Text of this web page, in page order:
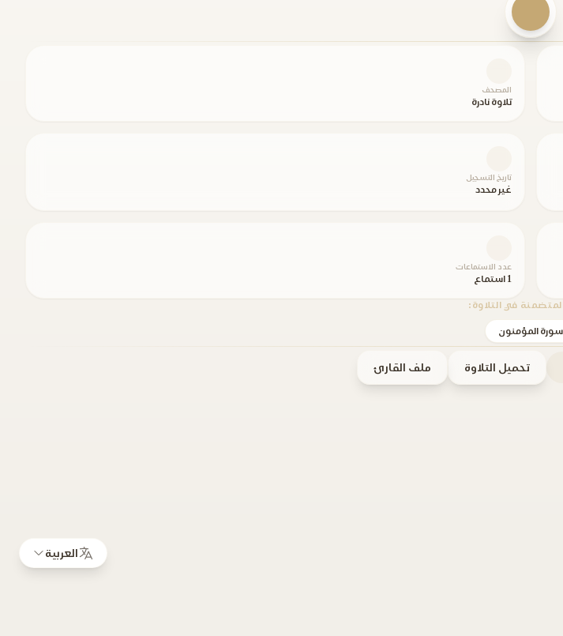
المصحف
تلاوة نادرة
تاريخ التسجيل
غير محدد
عدد الاستماعات
1 استماع
في التلاوة:
سورة المؤمنون
تحميل التلاوة ملف القارئ
العربية